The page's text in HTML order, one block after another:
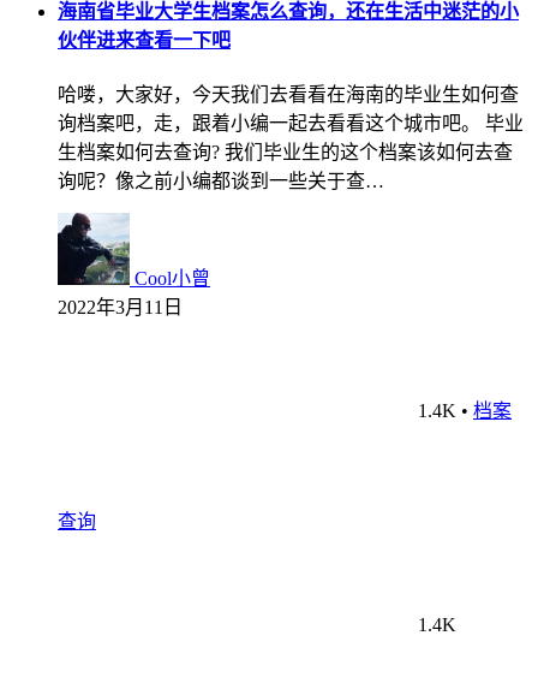
海南省毕业大学生档案怎么查询，还在生活中迷茫的小
伙伴进来查看一下吧
哈喽，大家好，今天我们去看看在海南的毕业生如何查
询档案吧，走，跟着小编一起去看看这个城市吧。 毕业
生档案如何去查询? 我们毕业生的这个档案该如何去查
询呢？像之前小编都谈到一些关于查…
Cool小曾
2022年3月11日
1.4K • 档案
查询
1.4K